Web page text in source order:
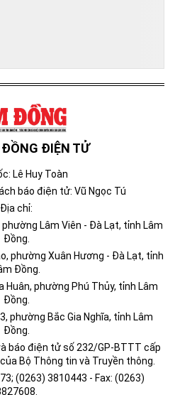
ĐIỆN TỬ
Lê Huy Toàn
báo điện tử: Vũ Ngọc Tú
Địa chỉ:
Lâm Viên - Đà Lạt, tỉnh Lâm
Đồng.
phường Xuân Hương - Đà Lạt, tỉnh
Đồng.
Huân, phường Phú Thủy, tỉnh Lâm
Đồng.
phường Bắc Gia Nghĩa, tỉnh Lâm
Đồng.
báo điện tử số 232/GP-BTTT cấp
Bộ Thông tin và Truyền thông.
(0263) 3810443 - Fax: (0263)